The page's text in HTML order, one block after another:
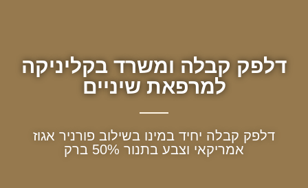
דלפק קבלה ומשרד בקליניקה
למרפאת שיניים
דלפק קבלה יחיד במינו בשילוב פורניר אגוז
אמריקאי וצבע בתנור 50% ברק